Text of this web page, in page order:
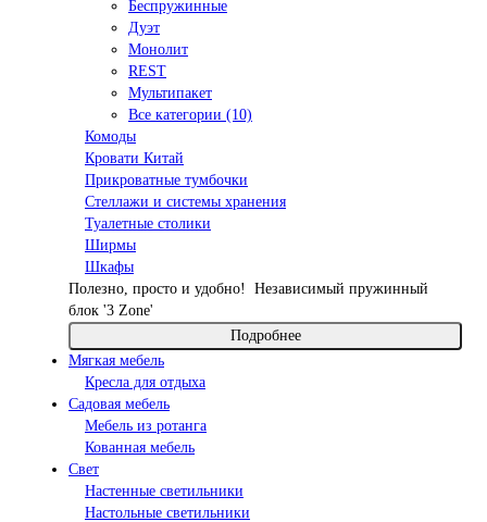
Беспружинные
Дуэт
Монолит
REST
Мультипакет
Все категории (10)
Комоды
Кровати Китай
Прикроватные тумбочки
Стеллажи и системы хранения
Туалетные столики
Ширмы
Шкафы
Полезно, просто и удобно!
Независимый пружинный
блок '3 Zone'
Подробнее
Мягкая мебель
Кресла для отдыха
Садовая мебель
Мебель из ротанга
Кованная мебель
Свет
Настенные светильники
Настольные светильники